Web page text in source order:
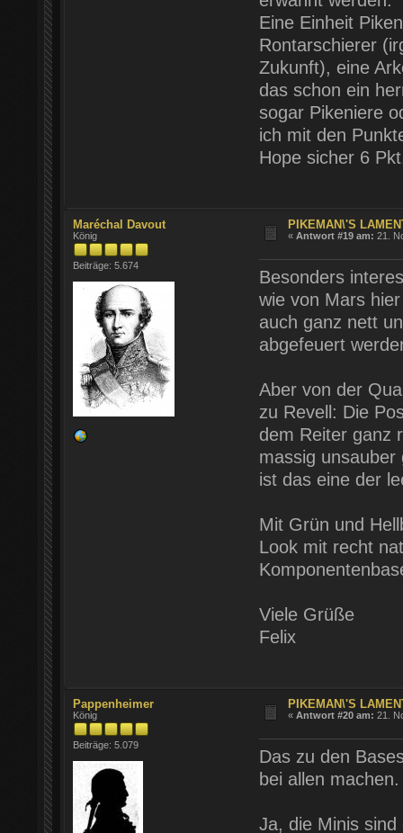
Eine Einheit
Rontarschierer
Zukunft), eine
das schon ein
sogar Pikeniere
ich mit den
Hope sicher 6
Maréchal Davout
König
Beiträge: 5.674
PIKEMAN\'S
«Antwort #19 am: 21.
Besonders
wie von Mars
auch ganz nett
abgefeuert
Aber von der
zu Revell: Die
dem Reiter ganz
massig
ist das eine der
Mit Grün und
Look mit recht
Viele Grüße
Felix
Pappenheimer
König
Beiträge: 5.079
PIKEMAN\'S
«Antwort #20 am: 21.
Das zu den
bei allen machen.
Ja, die Minis